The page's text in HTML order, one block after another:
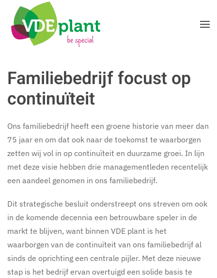
Terug naar hoofdinhoud
Familiebedrijf focust op
continuïteit
Ons familiebedrijf heeft een groene historie van meer dan
75 jaar en om dat ook naar de toekomst te waarborgen
zetten wij vol in op continuïteit en duurzame groei. In lijn
met deze visie hebben drie managementleden recentelijk
een aandeel genomen in ons familiebedrijf.
Dit strategische besluit onderstreept ons streven om ook
in de komende decennia een betrouwbare speler in de
markt te blijven, want binnen VDE plant is het
waarborgen van de continuïteit van ons familiebedrijf al
sinds de oprichting een centrale pijler. Met deze nieuwe
stap is het bedrijf ervan overtuigd een solide basis te